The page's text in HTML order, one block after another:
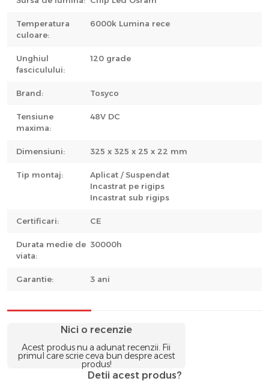
Temperatura
culoare:
6000k Lumina rece
Unghiul
fasciculului:
120 grade
Brand: Tosyco
Tensiune
maxima:
48V DC
Dimensiuni: 325 x 325 x 25 x 22 mm
Tip montaj:
Aplicat / Suspendat
Incastrat pe rigips
Incastrat sub rigips
Certificari: CE
Durata medie de
viata:
30000h
Garantie: 3 ani
Nici o recenzie
Acest produs nu a adunat recenzii. Fii
primul care scrie ceva bun despre acest
produs!
Detii acest produs?